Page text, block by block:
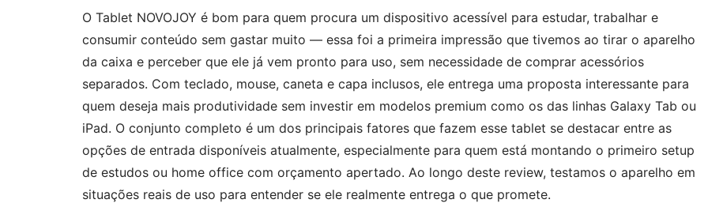
O Tablet NOVOJOY é bom para quem procura um dispositivo acessível para estudar, trabalhar e
consumir conteúdo sem gastar muito — essa foi a primeira impressão que tivemos ao tirar o aparelho
da caixa e perceber que ele já vem pronto para uso, sem necessidade de comprar acessórios
separados. Com teclado, mouse, caneta e capa inclusos, ele entrega uma proposta interessante para
quem deseja mais produtividade sem investir em modelos premium como os das linhas Galaxy Tab ou
iPad. O conjunto completo é um dos principais fatores que fazem esse tablet se destacar entre as
opções de entrada disponíveis atualmente, especialmente para quem está montando o primeiro setup
de estudos ou home office com orçamento apertado. Ao longo deste review, testamos o aparelho em
situações reais de uso para entender se ele realmente entrega o que promete.